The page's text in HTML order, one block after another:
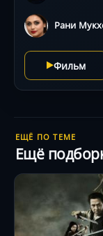
Рани
Фильм
ЕЩЁ ПО ТЕМЕ
Ещё